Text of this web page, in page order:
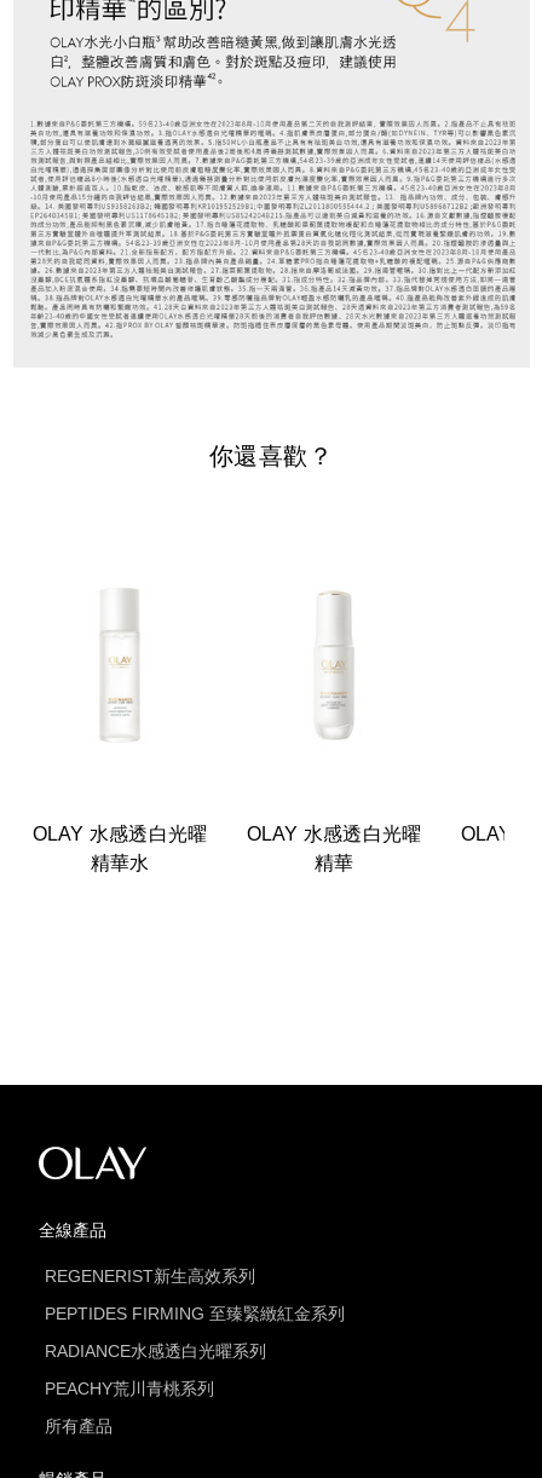
你還喜歡？
OLAY 水感透白光曜
精華水
OLAY 水感透白光曜
精華
OLAY
全線產品
REGENERIST新生高效系列
PEPTIDES FIRMING 至臻緊緻紅金系列
RADIANCE水感透白光曜系列
PEACHY荒川青桃系列
所有產品